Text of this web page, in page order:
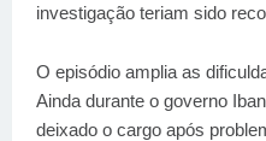
investigação teriam sido
O episódio amplia as
Ainda durante o governo
deixado o cargo após